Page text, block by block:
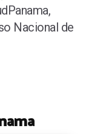
Nacional de